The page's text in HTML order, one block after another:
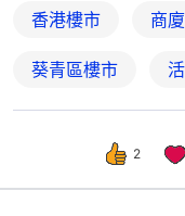
香港樓市 商
葵青區樓市
2